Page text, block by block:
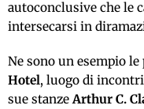
autoconclusive che le
intersecarsi in
Ne sono un esempio le
Hotel, luogo di
sue stanzeArthur C.